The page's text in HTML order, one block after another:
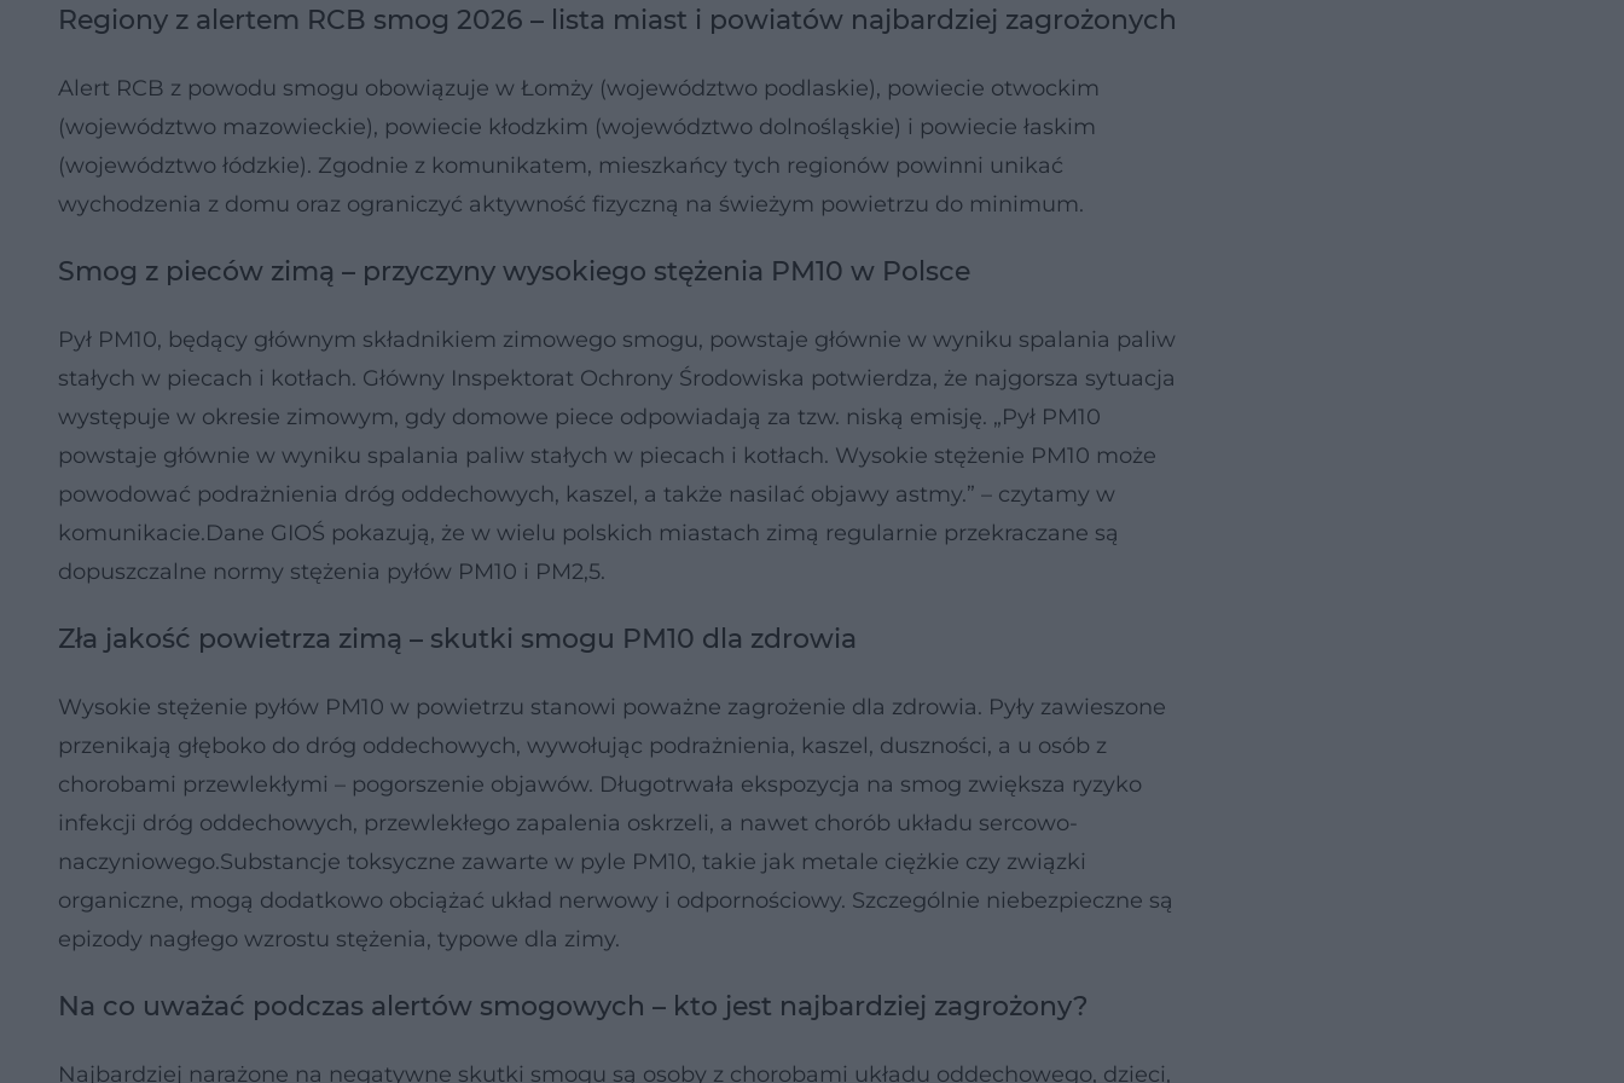
Regiony z alertem RCB smog 2026 – lista miast i powiatów najbardziej zagrożonych
Alert RCB z powodu smogu obowiązuje w Łomży (województwo podlaskie), powiecie otwockim
(województwo mazowieckie), powiecie kłodzkim (województwo dolnośląskie) i powiecie łaskim
(województwo łódzkie). Zgodnie z komunikatem, mieszkańcy tych regionów powinni unikać
wychodzenia z domu oraz ograniczyć aktywność fizyczną na świeżym powietrzu do minimum.
Smog z pieców zimą – przyczyny wysokiego stężenia PM10 w Polsce
Pył PM10, będący głównym składnikiem zimowego smogu, powstaje głównie w wyniku spalania paliw
stałych w piecach i kotłach. Główny Inspektorat Ochrony Środowiska potwierdza, że najgorsza sytuacja
występuje w okresie zimowym, gdy domowe piece odpowiadają za tzw. niską emisję. „Pył PM10
powstaje głównie w wyniku spalania paliw stałych w piecach i kotłach. Wysokie stężenie PM10 może
powodować podrażnienia dróg oddechowych, kaszel, a także nasilać objawy astmy.” – czytamy w
komunikacie.Dane GIOŚ pokazują, że w wielu polskich miastach zimą regularnie przekraczane są
dopuszczalne normy stężenia pyłów PM10 i PM2,5.
Zła jakość powietrza zimą – skutki smogu PM10 dla zdrowia
Wysokie stężenie pyłów PM10 w powietrzu stanowi poważne zagrożenie dla zdrowia. Pyły zawieszone
przenikają głęboko do dróg oddechowych, wywołując podrażnienia, kaszel, duszności, a u osób z
chorobami przewlekłymi – pogorszenie objawów. Długotrwała ekspozycja na smog zwiększa ryzyko
infekcji dróg oddechowych, przewlekłego zapalenia oskrzeli, a nawet chorób układu sercowo-
naczyniowego.Substancje toksyczne zawarte w pyle PM10, takie jak metale ciężkie czy związki
organiczne, mogą dodatkowo obciążać układ nerwowy i odpornościowy. Szczególnie niebezpieczne są
epizody nagłego wzrostu stężenia, typowe dla zimy.
Na co uważać podczas alertów smogowych – kto jest najbardziej zagrożony?
Najbardziej narażone na negatywne skutki smogu są osoby z chorobami układu oddechowego, dzieci,